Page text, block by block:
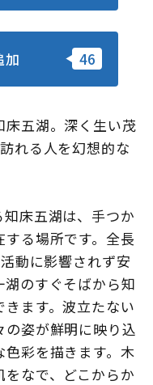
光資料
ォトライブラリー
五湖。深く生い茂
れる人を幻想的な
床五湖は、手つか
る場所です。全長
動に影響されず安
のすぐそばから知
ます。波立たない
姿が鮮明に映り込
彩を描きます。木
なで、どこからか
加